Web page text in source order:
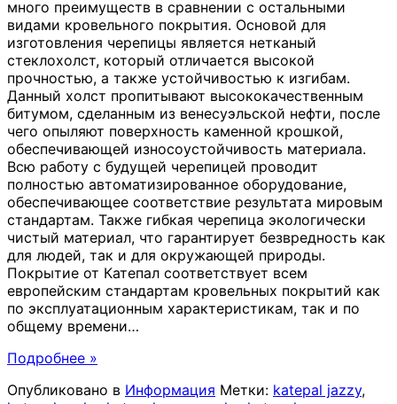
много преимуществ в сравнении с остальными
видами кровельного покрытия. Основой для
изготовления черепицы является нетканый
стеклохолст, который отличается высокой
прочностью, а также устойчивостью к изгибам.
Данный холст пропитывают высококачественным
битумом, сделанным из венесуэльской нефти, после
чего опыляют поверхность каменной крошкой,
обеспечивающей износоустойчивость материала.
Всю работу с будущей черепицей проводит
полностью автоматизированное оборудование,
обеспечивающее соответствие результата мировым
стандартам. Также гибкая черепица экологически
чистый материал, что гарантирует безвредность как
для людей, так и для окружающей природы.
Покрытие от Катепал соответствует всем
европейским стандартам кровельных покрытий как
по эксплуатационным характеристикам, так и по
общему времени…
Подробнее »
Опубликовано в Информация Метки: katepal jazzy,